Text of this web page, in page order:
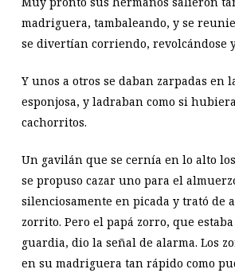
madriguera, tambaleando, y se
se divertían corriendo, revolcándose
Y unos a otros se daban zarpadas en
esponjosa, y ladraban como si
cachorritos.
Un gavilán que se cernía en lo alto
se propuso cazar uno para el
silenciosamente en picada y trató de
zorrito. Pero el papá zorro, que
guardia, dio la señal de alarma. Los
en su madriguera tan rápido como